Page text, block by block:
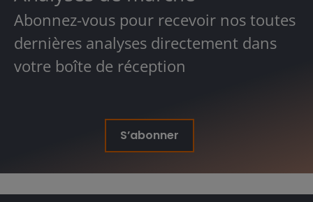
Abonnez-vous pour recevoir nos toutes
dernières analyses directement dans
votre boîte de réception
S’abonner